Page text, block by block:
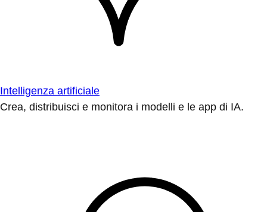
Intelligenza artificiale
Crea, distribuisci e monitora i modelli e le app di IA.